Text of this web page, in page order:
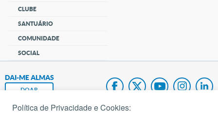
CLUBE
SANTUÁRIO
COMUNIDADE
SOCIAL
DAI-ME ALMAS
DOAR
Fundação João Paulo II
Política de Privacidade e Cookies: